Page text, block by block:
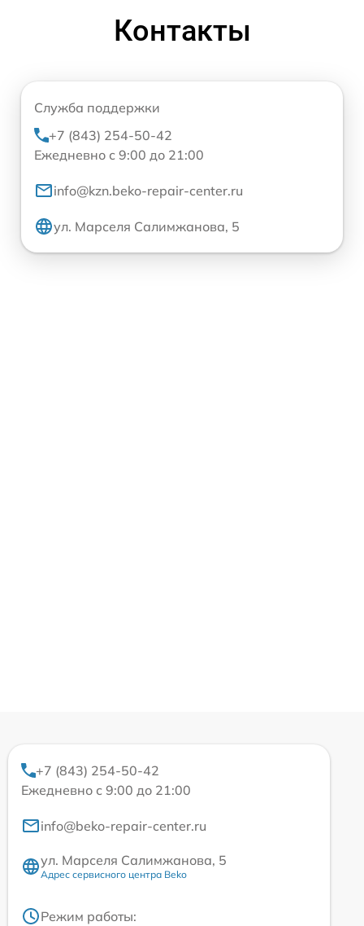
Контакты
Служба поддержки
+7 (843) 254-50-42
Ежедневно с 9:00 до 21:00
info@kzn.beko-repair-center.ru
ул. Марселя Салимжанова, 5
+7 (843) 254-50-42
Ежедневно с 9:00 до 21:00
info@beko-repair-center.ru
ул. Марселя Салимжанова, 5
Адрес сервисного центра Beko
Режим работы: